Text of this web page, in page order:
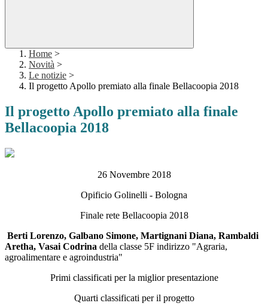
Home >
Novità >
Le notizie >
Il progetto Apollo premiato alla finale Bellacoopia 2018
Il progetto Apollo premiato alla finale
Bellacoopia 2018
26 Novembre 2018
Opificio Golinelli - Bologna
Finale rete Bellacoopia 2018
Berti Lorenzo, Galbano Simone, Martignani Diana, Rambaldi
Aretha, Vasai Codrina della classe 5F indirizzo "Agraria,
agroalimentare e agroindustria"
Primi classificati per la miglior presentazione
Quarti classificati per il progetto